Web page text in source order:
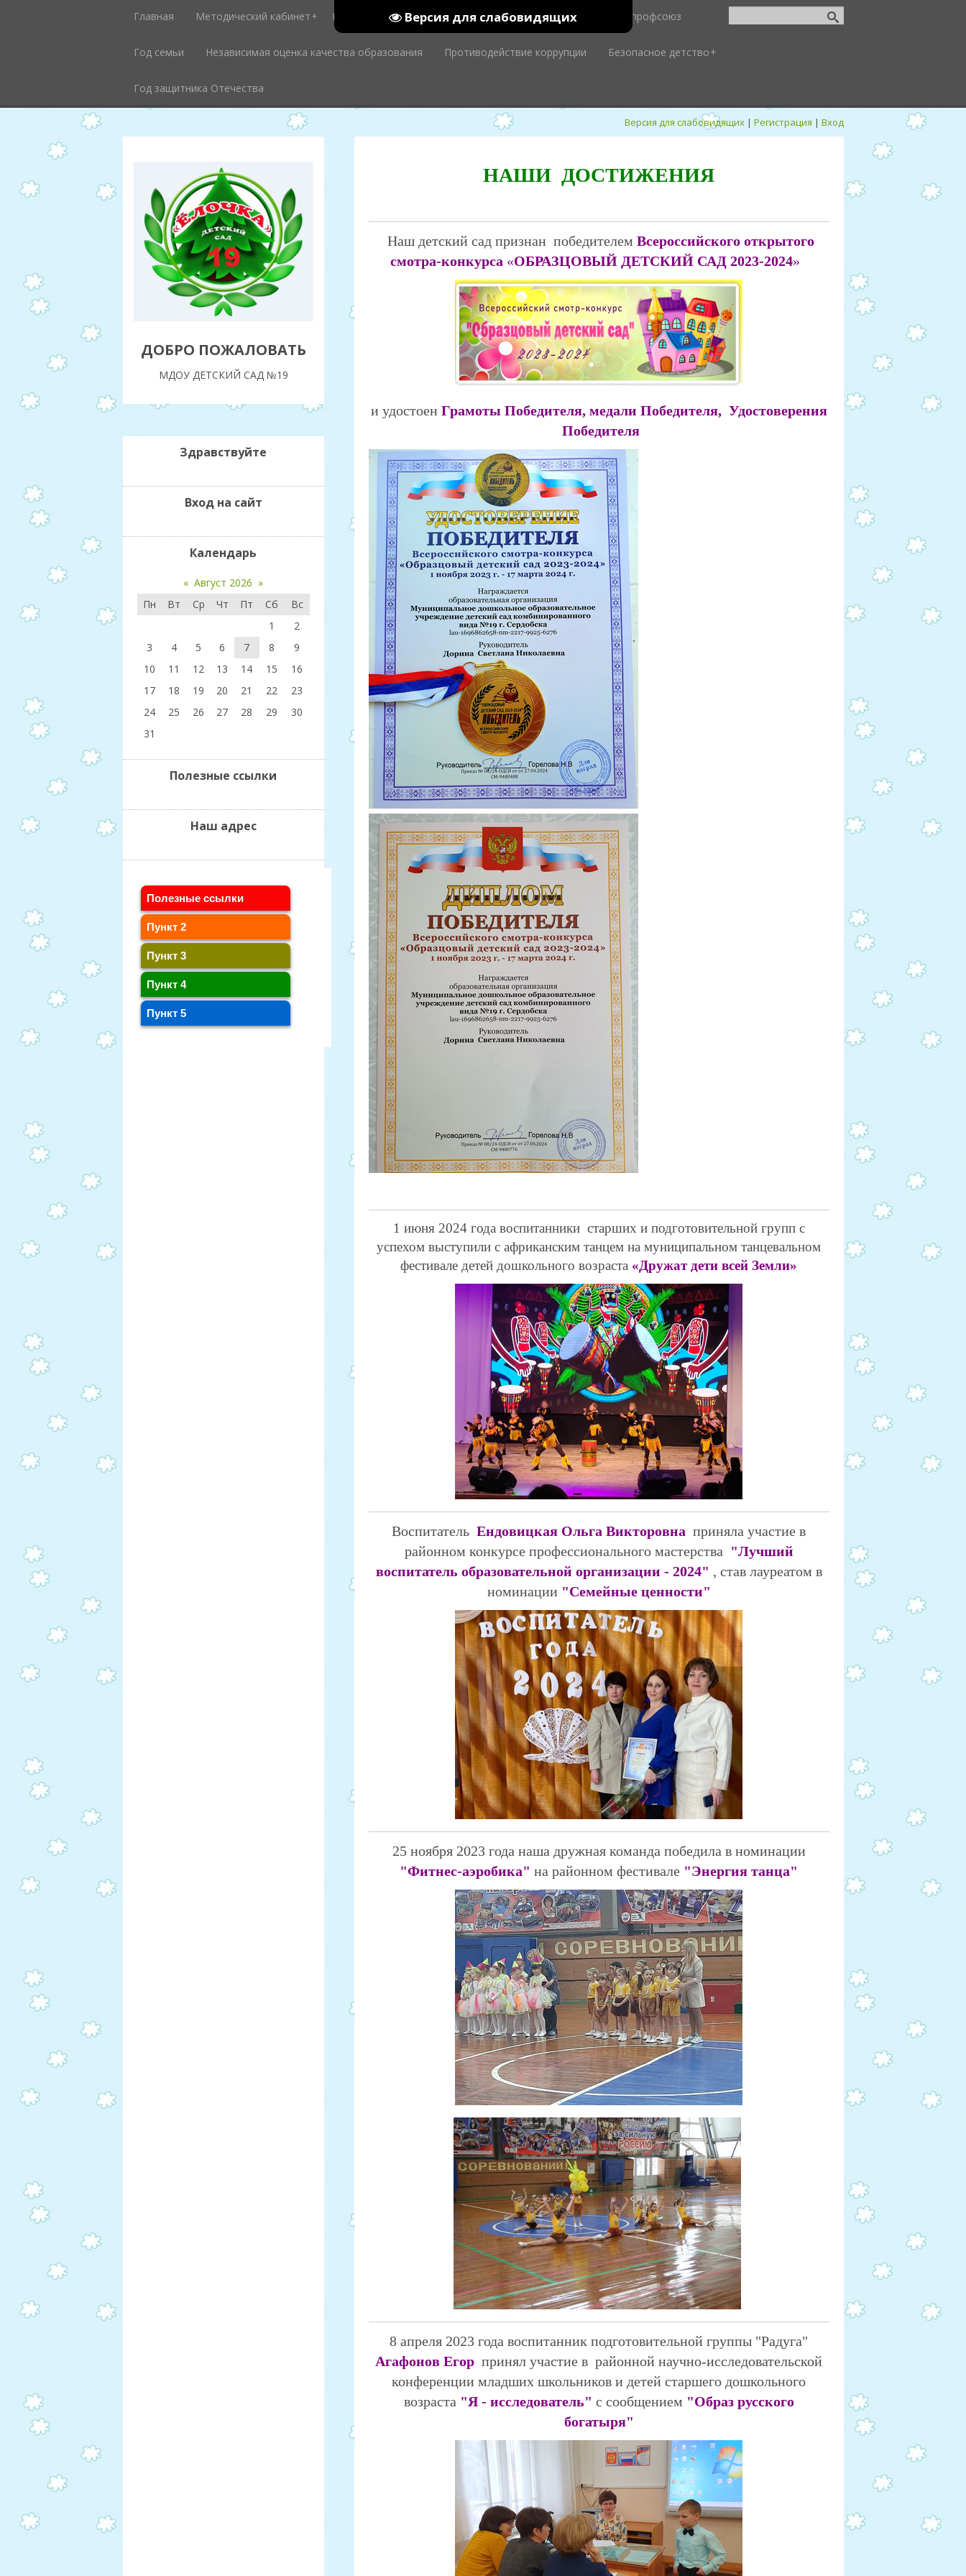
Версия для слабовидящих
Главная Методический кабинет Родительский уголок Сведения об организации Наш профсоюз
Год семьи Независимая оценка качества образования Противодействие коррупции Безопасное детство
Год защитника Отечества
Версия для слабовидящих| Регистрация | Вход
ДОБРО ПОЖАЛОВАТЬ
МДОУ ДЕТСКИЙ САД №19
НАШИ ДОСТИЖЕНИЯ
Наш детский сад признан победителем Всероссийского открытого
смотра-конкурса «ОБРАЗЦОВЫЙ ДЕТСКИЙ САД 2023-2024»
и удостоен Грамоты Победителя, медали Победителя, Удостоверения
Победителя
1 июня 2024 года воспитанники старших и подготовительной групп с
успехом выступили с африканским танцем на муниципальном танцевальном
фестивале детей дошкольного возраста «Дружат дети всей Земли»
Воспитатель Ендовицкая Ольга Викторовна приняла участие в
районном конкурсе профессионального мастерства "Лучший
воспитатель образовательной организации - 2024" , став лауреатом в
номинации "Семейные ценности"
25 ноября 2023 года наша дружная команда победила в номинации
"Фитнес-аэробика" на районном фестивале "Энергия танца"
8 апреля 2023 года воспитанник подготовительной группы "Радуга"
Агафонов Егор принял участие в районной научно-исследовательской
конференции младших школьников и детей старшего дошкольного
возраста "Я - исследователь" с сообщением "Образ русского
богатыря"
Здравствуйте
Вход на сайт
Календарь
« Август 2026 »
Пн
Вт Ср Чт Пт Сб
Вс
1
2
3
4 5 6 7 8
9
10
11 12 13 14 15
16
17
18 19 20 21 22
23
24
25 26 27 28 29
30
31
Полезные ссылки
Наш адрес
Полезные ссылки
Пункт 2
Пункт 3
Пункт 4
Пункт 5